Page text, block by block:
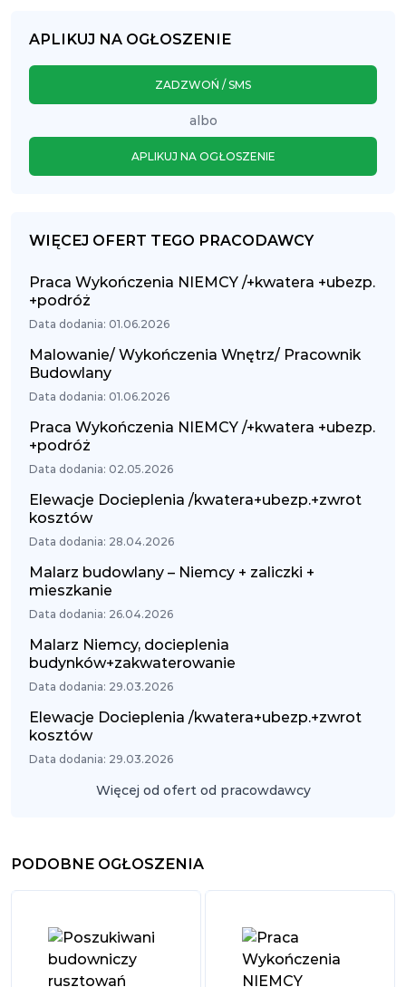
APLIKUJ NA OGŁOSZENIE
ZADZWOŃ / SMS
albo
APLIKUJ NA OGŁOSZENIE
WIĘCEJ OFERT TEGO PRACODAWCY
Praca Wykończenia NIEMCY /+kwatera +ubezp.
+podróż
Data dodania: 01.06.2026
Malowanie/ Wykończenia Wnętrz/ Pracownik
Budowlany
Data dodania: 01.06.2026
Praca Wykończenia NIEMCY /+kwatera +ubezp.
+podróż
Data dodania: 02.05.2026
Elewacje Docieplenia /kwatera+ubezp.+zwrot
kosztów
Data dodania: 28.04.2026
Malarz budowlany – Niemcy + zaliczki +
mieszkanie
Data dodania: 26.04.2026
Malarz Niemcy, docieplenia
budynków+zakwaterowanie
Data dodania: 29.03.2026
Elewacje Docieplenia /kwatera+ubezp.+zwrot
kosztów
Data dodania: 29.03.2026
Więcej od ofert od pracowdawcy
PODOBNE OGŁOSZENIA